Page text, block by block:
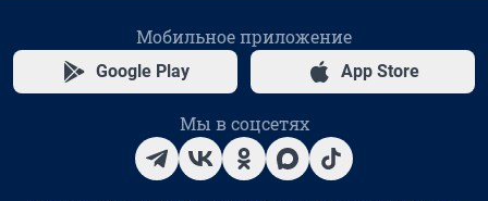
Мобильное приложение
Google Play App Store
Мы в соцсетях